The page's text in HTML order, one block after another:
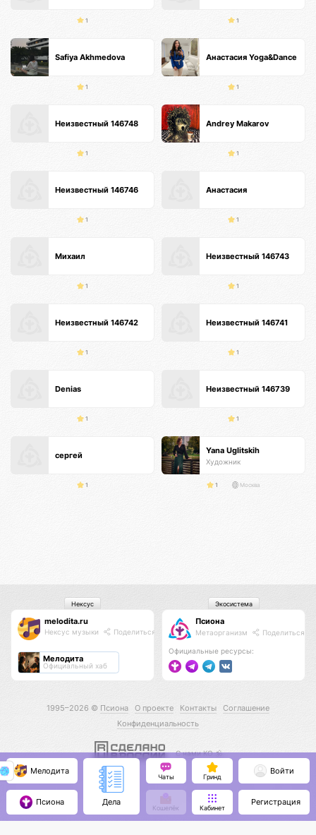
1 1
Safiya Akhmedova
1
Анастасия Yoga&Dance
1
Неизвестный 146748
1
Andrey Makarov
1
Неизвестный 146746
1
Анастасия
1
Михаил
1
Неизвестный 146743
1
Неизвестный 146742
1
Неизвестный 146741
1
Denias
1
Неизвестный 146739
1
сергей
1
Yana Uglitskih
Художник
1 Москва
melodita.ru
Нексус музыки Поделиться
Мелодита
Официальный хаб
Нексус
Псиона
Метаорганизм Поделиться
Официальные ресурсы:
Экосистема
1995–2026 © Псиона О проекте Контакты
Соглашение
Конфиденциальность
С нами КО 🕉️
Мелодита
Псиона Дела
Чаты Гринд
Кошелёк Кабинет
Войти
Регистрация